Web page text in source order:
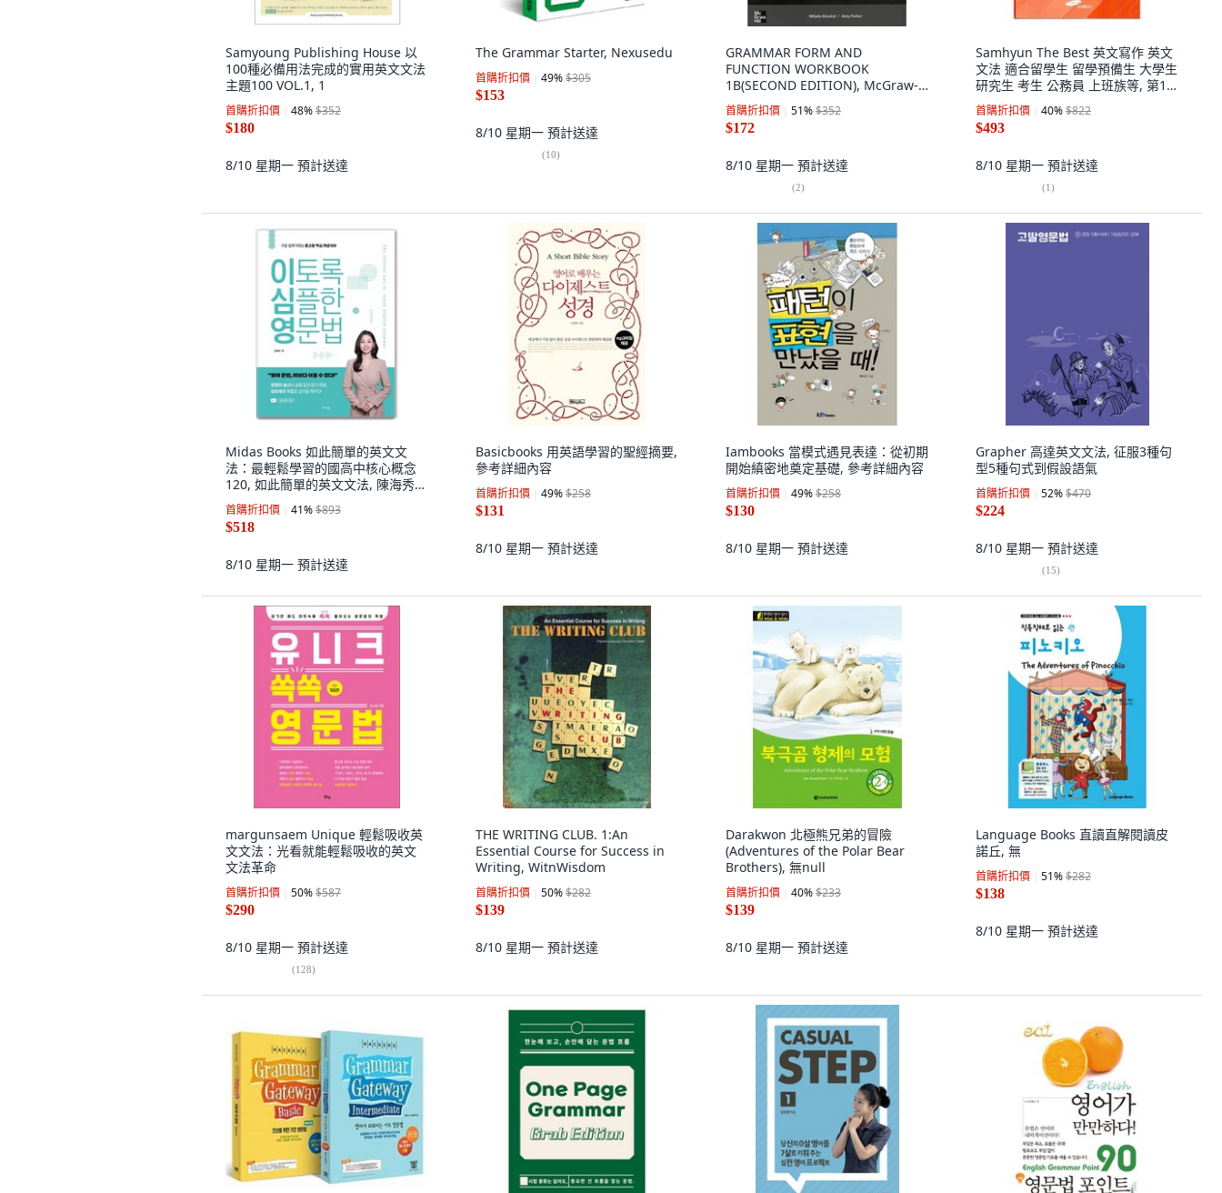
Samyoung Publishing House 以
100種必備用法完成的實用英文文法
主題100 VOL.1, 1
首購折扣價 48%$352
$180
8/10 星期一 預計送達
The Grammar Starter, Nexusedu
首購折扣價 49%$305
$153
8/10 星期一 預計送達
(10)
GRAMMAR FORM AND
FUNCTION WORKBOOK
1B(SECOND EDITION), McGraw-
Hill
首購折扣價 51%$352
$172
8/10 星期一 預計送達
(2)
Samhyun The Best 英文寫作 英文
文法 適合留學生 留學預備生 大學生
研究生 考生 公務員 上班族等, 第1
冊
首購折扣價 40%$822
$493
8/10 星期一 預計送達
(1)
Midas Books 如此簡單的英文文
法：最輕鬆學習的國高中核心概念
120, 如此簡單的英文文法, 陳海秀
(著), 請參考詳細內容
首購折扣價 41%$893
$518
8/10 星期一 預計送達
Basicbooks 用英語學習的聖經摘要,
參考詳細內容
首購折扣價 49%$258
$131
8/10 星期一 預計送達
Iambooks 當模式遇見表達：從初期
開始縝密地奠定基礎, 參考詳細內容
首購折扣價 49%$258
$130
8/10 星期一 預計送達
Grapher 高達英文文法, 征服3種句
型5種句式到假設語氣
首購折扣價 52%$470
$224
8/10 星期一 預計送達
(15)
margunsaem Unique 輕鬆吸收英
文文法：光看就能輕鬆吸收的英文
文法革命
首購折扣價 50%$587
$290
8/10 星期一 預計送達
(128)
THE WRITING CLUB. 1:An
Essential Course for Success in
Writing, WitnWisdom
首購折扣價 50%$282
$139
8/10 星期一 預計送達
Darakwon 北極熊兄弟的冒險
(Adventures of the Polar Bear
Brothers), 無null
首購折扣價 40%$233
$139
8/10 星期一 預計送達
Language Books 直讀直解閱讀皮
諾丘, 無
首購折扣價 51%$282
$138
8/10 星期一 預計送達